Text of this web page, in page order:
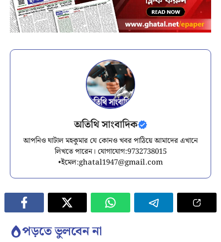
অতিথি সাংবাদিক
আপনিও ঘাটাল মহকুমার যে কোনও খবর পাঠিয়ে আমাদের এখানে
লিখতে পারেন। যোগাযোগ:9732738015
•ইমেল:ghatal1947@gmail.com
পড়তে ভুলবেন না